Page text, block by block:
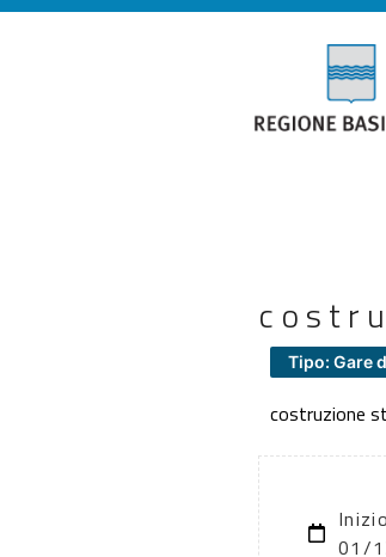
Tipo: Gare
costruzione
01/